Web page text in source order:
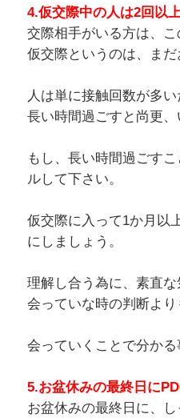
4.仮交際中の人は2回以
交際相手がいる方は、こ
仮交際というのは、ま
人は単に接触回数が多
長い時間過ごすと尚更
もし、長い時間過ごす
ルして下さい。
仮交際に入って1か月以
にしましょう。
理解し合う為に、素直
会っていな時の判断よ
会っていくことで分かる
5.お盆休みの最終日に
お盆休みの最終日に、し